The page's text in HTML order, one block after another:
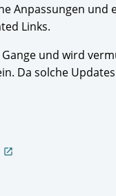
Anpassungen
Links.
und wird
Da solche
open_in_new